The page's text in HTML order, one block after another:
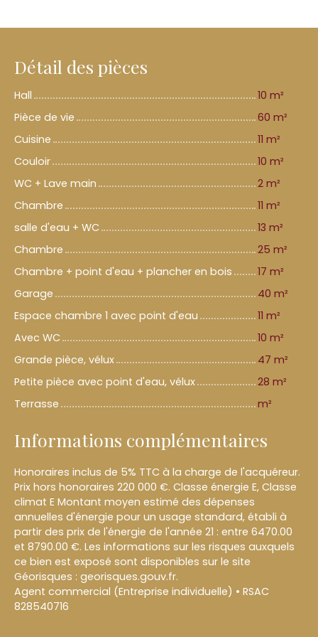
Détail des pièces
Hall
10 m²
Pièce de vie
60 m²
Cuisine
11 m²
Couloir
10 m²
WC + Lave main
2 m²
Chambre
11 m²
salle d'eau + WC
13 m²
Chambre
25 m²
Chambre + point d'eau + plancher en bois
17 m²
Garage
40 m²
Espace chambre 1 avec point d'eau
11 m²
Avec WC
10 m²
Grande pièce, vélux
47 m²
Petite pièce avec point d'eau, vélux
28 m²
Terrasse
m²
Informations complémentaires
Honoraires inclus de 5% TTC à la charge de l'acquéreur.
Prix hors honoraires 220 000 €. Classe énergie E, Classe
climat E Montant moyen estimé des dépenses
annuelles d'énergie pour un usage standard, établi à
partir des prix de l'énergie de l'année 21 : entre 6470.00
et 8790.00 €. Les informations sur les risques auxquels
ce bien est exposé sont disponibles sur le site
Géorisques : georisques.gouv.fr.
Agent commercial (Entreprise individuelle) • RSAC
828540716